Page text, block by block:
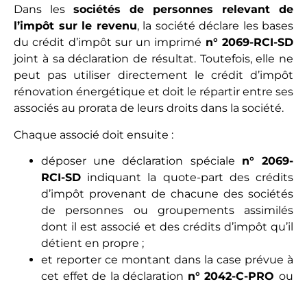
Dans les sociétés de personnes relevant de
l’impôt sur le revenu, la société déclare les bases
du crédit d’impôt sur un imprimé n° 2069-RCI-SD
joint à sa déclaration de résultat. Toutefois, elle ne
peut pas utiliser directement le crédit d’impôt
rénovation énergétique et doit le répartir entre ses
associés au prorata de leurs droits dans la société.
Chaque associé doit ensuite :
déposer une déclaration spéciale n° 2069-
RCI-SD indiquant la quote-part des crédits
d’impôt provenant de chacune des sociétés
de personnes ou groupements assimilés
dont il est associé et des crédits d’impôt qu’il
détient en propre ;
et reporter ce montant dans la case prévue à
cet effet de la déclaration n° 2042-C-PROou